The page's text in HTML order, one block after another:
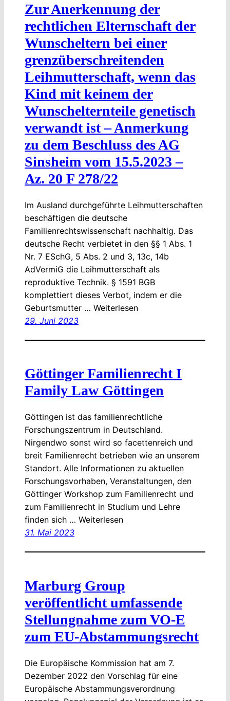
Zur Anerkennung der
rechtlichen Elternschaft der
Wunscheltern bei einer
grenzüberschreitenden
Leihmutterschaft, wenn das
Kind mit keinem der
Wunschelternteile genetisch
verwandt ist – Anmerkung
zu dem Beschluss des AG
Sinsheim vom 15.5.2023 –
Az. 20 F 278/22
Im Ausland durchgeführte Leihmutterschaften
beschäftigen die deutsche
Familienrechtswissenschaft nachhaltig. Das
deutsche Recht verbietet in den §§ 1 Abs. 1
Nr. 7 ESchG, 5 Abs. 2 und 3, 13c, 14b
AdVermiG die Leihmutterschaft als
reproduktive Technik. § 1591 BGB
komplettiert dieses Verbot, indem er die
Geburtsmutter … Weiterlesen
29. Juni 2023
Göttinger Familienrecht I
Family Law Göttingen
Göttingen ist das familienrechtliche
Forschungszentrum in Deutschland.
Nirgendwo sonst wird so facettenreich und
breit Familienrecht betrieben wie an unserem
Standort. Alle Informationen zu aktuellen
Forschungsvorhaben, Veranstaltungen, den
Göttinger Workshop zum Familienrecht und
zum Familienrecht in Studium und Lehre
finden sich … Weiterlesen
31. Mai 2023
Marburg Group
veröffentlicht umfassende
Stellungnahme zum VO-E
zum EU-Abstammungsrecht
Die Europäische Kommission hat am 7.
Dezember 2022 den Vorschlag für eine
Europäische Abstammungsverordnung